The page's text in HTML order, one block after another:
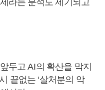
라는 분석도 제기되고
두고 AI의 확산을 막지
끝없는 ‘살처분의 악